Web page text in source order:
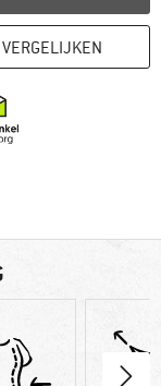
VERGELIJKEN
hier de
hier!